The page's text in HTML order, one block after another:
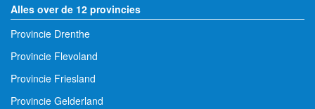
Alles over de 12 provincies
Provincie Drenthe
Provincie Flevoland
Provincie Friesland
Provincie Gelderland